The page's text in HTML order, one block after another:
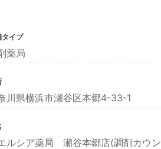
タイプ
薬局
川県横浜市瀬谷区本郷4-33-1
ルシア薬局 瀬谷本郷店(調剤カウン